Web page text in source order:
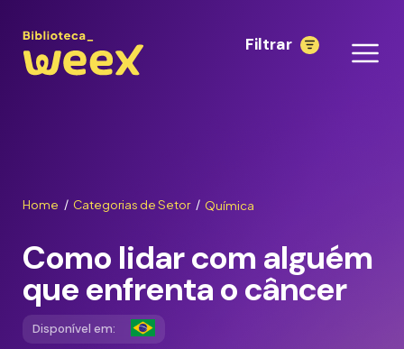
Filtrar
Home / Categorias de Setor / Química
Como lidar com alguém
que enfrenta o câncer
Disponível em: